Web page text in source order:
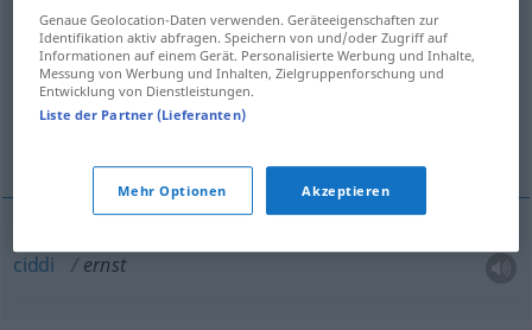
ernstadj
Übersicht aller Übersetzungen
(Für mehr Details die Übersetzung anklicken/antippen)
ciddi ernst
Genaue Geolocation-Daten verwenden. Geräteeigenschaften zur
Identifikation aktiv abfragen. Speichern von und/oder Zugriff auf
Informationen auf einem Gerät. Personalisierte Werbung und Inhalte,
Messung von Werbung und Inhalten, Zielgruppenforschung und
Entwicklung von Dienstleistungen.
Liste der Partner (Lieferanten)
Mehr Optionen Akzeptieren